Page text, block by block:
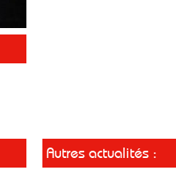
Autres actualités :